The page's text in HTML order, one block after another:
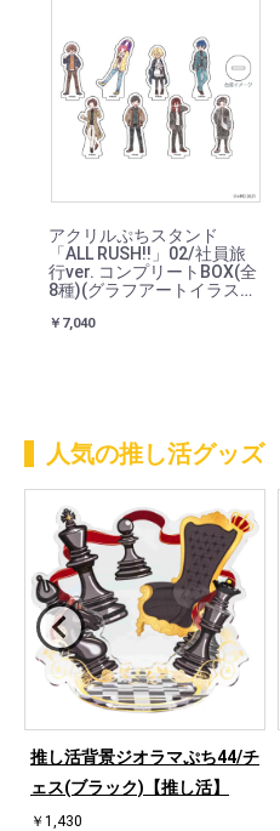
アクリルぷちスタンド
「ALL RUSH!!」02/社員旅
行ver. コンプリートBOX(全
8種)(グラフアートイラス
￥7,040
人気の推し活グッズ
推し活背景ジオラマぷち44/チ
ェス(ブラック)【推し活】
￥1,430